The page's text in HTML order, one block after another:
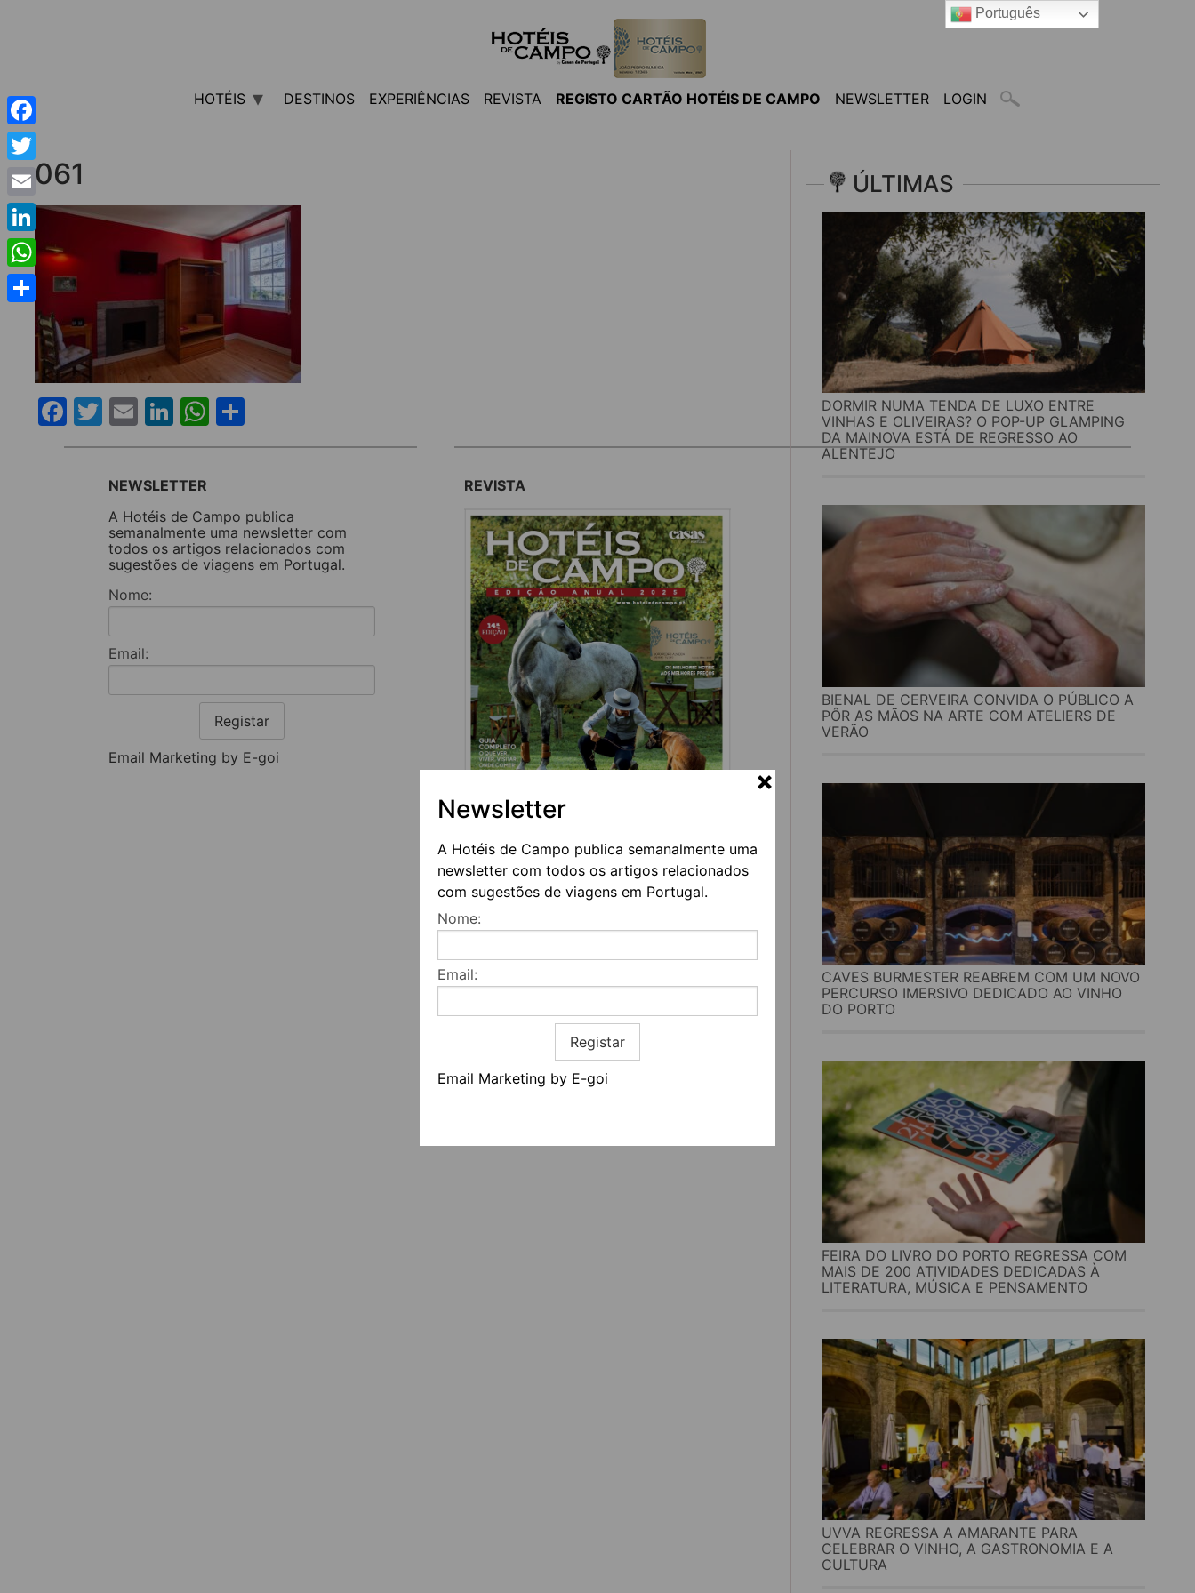
Newsletter
A Hotéis de Campo publica semanalmente uma
newsletter com todos os artigos relacionados
com sugestões de viagens em Portugal.
Nome:
Email:
Registar
Email Marketing by E-goi
HOTÉIS DESTINOS EXPERIÊNCIAS REVISTA REGISTO CARTÃO HOTÉIS DE CAMPO NEWSLETTER LOGIN
061
Facebook
Twitter
EmailLinkedIn
WhatsApp
ÚLTIMAS
DORMIR NUMA TENDA DE LUXO ENTRE
VINHAS E OLIVEIRAS? O POP-UP GLAMPING
DA MAINOVA ESTÁ DE REGRESSO AO
ALENTEJO
BIENAL DE CERVEIRA CONVIDA O PÚBLICO A
PÔR AS MÃOS NA ARTE COM ATELIERS DE
VERÃO
CAVES BURMESTER REABREM COM UM NOVO
PERCURSO IMERSIVO DEDICADO AO VINHO
DO PORTO
FEIRA DO LIVRO DO PORTO REGRESSA COM
MAIS DE 200 ATIVIDADES DEDICADAS À
LITERATURA, MÚSICA E PENSAMENTO
UVVA REGRESSA A AMARANTE PARA
CELEBRAR O VINHO, A GASTRONOMIA E A
CULTURA
NEWSLETTER
A Hotéis de Campo publica
semanalmente uma newsletter com
todos os artigos relacionados com
sugestões de viagens em Portugal.
Nome:
Email:
Registar
Email Marketing by E-goi
REVISTA
REDES SOCIAIS
Quem somos
Termos e condições
Informação geral
Facebook
Twitter
Email
LinkedIn
WhatsApp
Share
Português